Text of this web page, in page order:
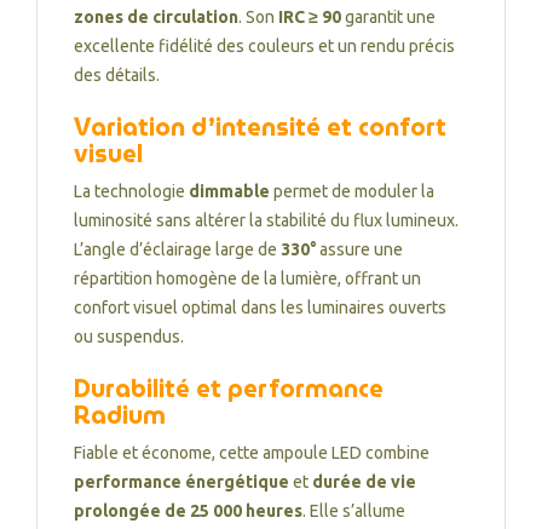
zones de circulation. Son IRC ≥ 90garantit une
excellente fidélité des couleurs et un rendu précis
des détails.
Variation d’intensité et confort
visuel
La technologie dimmable permet de moduler la
luminosité sans altérer la stabilité du flux lumineux.
L’angle d’éclairage large de 330°assure une
répartition homogène de la lumière, offrant un
confort visuel optimal dans les luminaires ouverts
ou suspendus.
Durabilité et performance
Radium
Fiable et économe, cette ampoule LED combine
performance énergétique et durée de vie
prolongée de 25 000 heures. Elle s’allume